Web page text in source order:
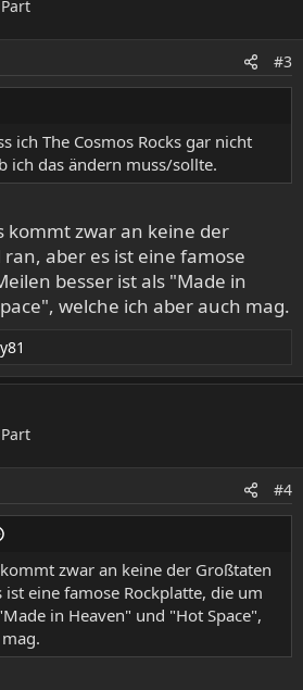
#3
ich The Cosmos Rocks gar nicht
ich das ändern muss/sollte.
kommt zwar an keine der
aber es ist eine famose
besser ist als "Made in
welche ich aber auch mag.
#4
kommt zwar an keine der Großtaten
ist eine famose Rockplatte, die um
in Heaven" und "Hot Space",